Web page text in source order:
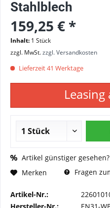
Stahlblech
159,25 € *
Inhalt: 1 Stück
zzgl. MwSt.zzgl. Versandkosten
Lieferzeit 41 Werktage
Artikel günstiger gesehen?
Merken
Fragen
Artikel-Nr.: